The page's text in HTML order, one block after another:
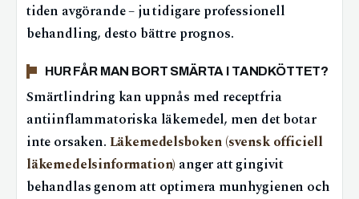
tiden avgörande – ju tidigare professionell
behandling, desto bättre prognos.
HUR FÅR MAN BORT SMÄRTA I TANDKÖTTET?
Smärtlindring kan uppnås med receptfria
antiinflammatoriska läkemedel, men det botar
inte orsaken. Läkemedelsboken (svensk officiell
läkemedelsinformation) anger att gingivit
behandlas genom att optimera munhygienen och